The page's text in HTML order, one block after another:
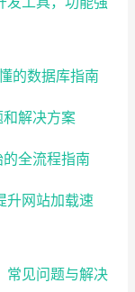
的数据库指南
解决方案
全流程指南
升网站加载速
常见问题与解决